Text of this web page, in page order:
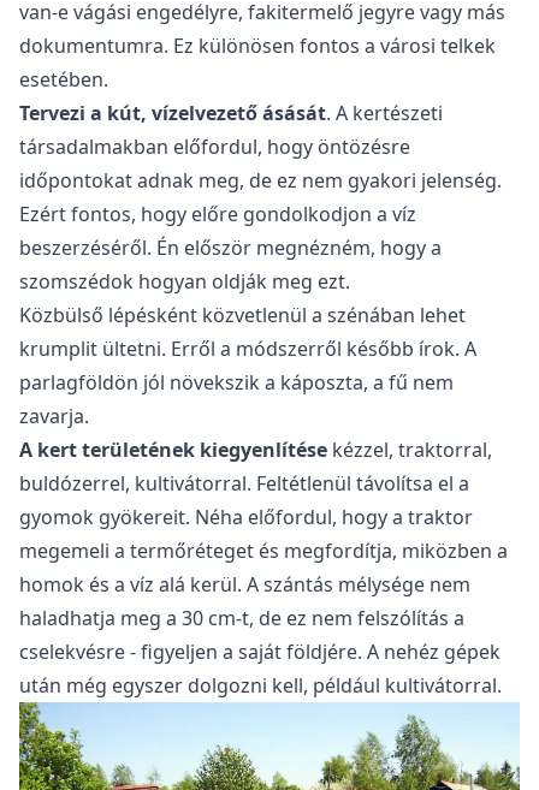
van-e vágási engedélyre, fakitermelő jegyre vagy más
dokumentumra. Ez különösen fontos a városi telkek
esetében.
Tervezi a kút, vízelvezető ásását. A kertészeti
társadalmakban előfordul, hogy öntözésre
időpontokat adnak meg, de ez nem gyakori jelenség.
Ezért fontos, hogy előre gondolkodjon a víz
beszerzéséről. Én először megnézném, hogy a
szomszédok hogyan oldják meg ezt.
Közbülső lépésként közvetlenül a szénában lehet
krumplit ültetni. Erről a módszerről később írok. A
parlagföldön jól növekszik a káposzta, a fű nem
zavarja.
A kert területének kiegyenlítése kézzel, traktorral,
buldózerrel, kultivátorral. Feltétlenül távolítsa el a
gyomok gyökereit. Néha előfordul, hogy a traktor
megemeli a termőréteget és megfordítja, miközben a
homok és a víz alá kerül. A szántás mélysége nem
haladhatja meg a 30 cm-t, de ez nem felszólítás a
cselekvésre - figyeljen a saját földjére. A nehéz gépek
után még egyszer dolgozni kell, például kultivátorral.